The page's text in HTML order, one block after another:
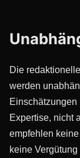
Die
werden
Expertise, nicht
empfehlen
keine